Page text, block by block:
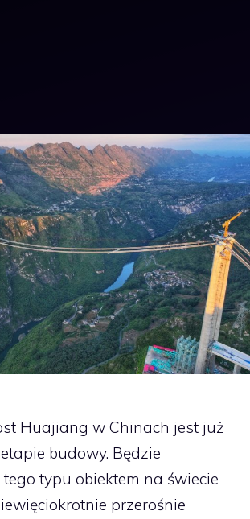
Huajiang w Chinach jest już
budowy. Będzie
typu obiektem na świecie
przerośnie